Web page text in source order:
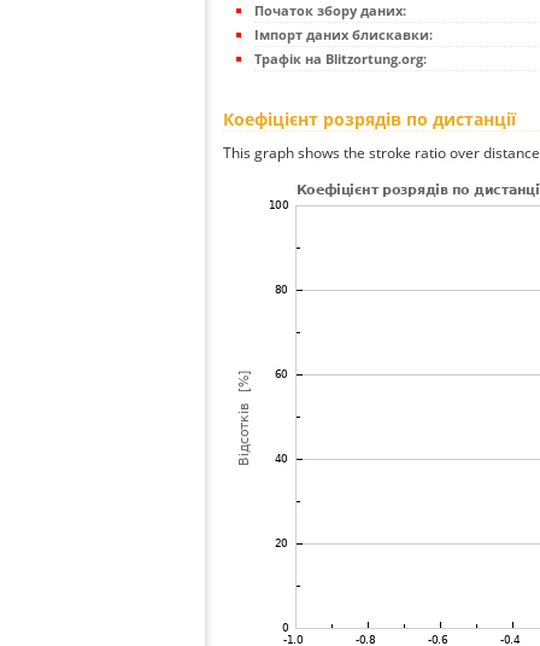
Початок збору даних:
Імпорт даних блискавки:
Трафік на Blitzortung.org:
Коефіцієнт розрядів по дистанції
This graph shows the stroke ratio over